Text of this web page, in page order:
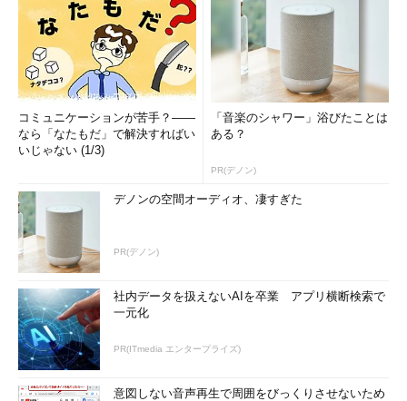
コミュニケーションが苦手？――
なら「なたもだ」で解決すればい
いじゃない (1/3)
「音楽のシャワー」浴びたことは
ある？
PR(デノン)
デノンの空間オーディオ、凄すぎた
PR(デノン)
社内データを扱えないAIを卒業 アプリ横断検索で
一元化
PR(ITmedia エンタープライズ)
意図しない音声再生で周囲をびっくりさせないため